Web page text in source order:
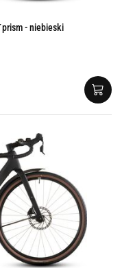
- niebieski